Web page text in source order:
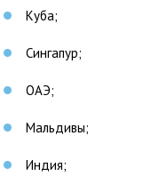
Куба;
Сингапур;
ОАЭ;
Мальдивы;
Индия;